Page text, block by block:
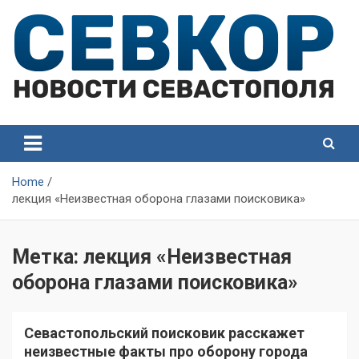
content
Севастополя
Севастополя
Home
лекция «Неизвестная оборона глазами поисковика»
Метка: лекция «Неизвестная
оборона глазами поисковика»
Севастопольский поисковик расскажет
неизвестные факты про оборону города